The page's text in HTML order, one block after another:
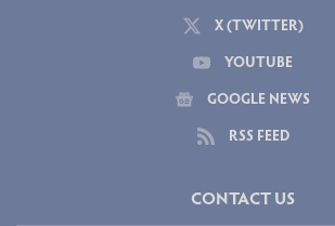
X (TWITTER)
YOUTUBE
GOOGLE NEWS
RSS FEED
CONTACT US